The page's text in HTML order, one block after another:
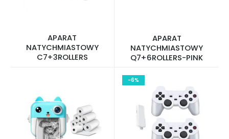
APARAT
NATYCHMIASTOWY
C7+3ROLLERS
APARAT
NATYCHMIASTOWY
Q7+6ROLLERS-PINK
-6%